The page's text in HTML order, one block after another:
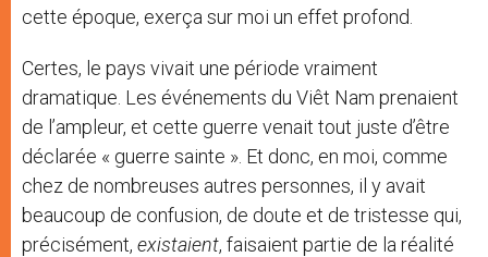
cette époque, exerça sur moi un effet profond.
Certes, le pays vivait une période vraiment
dramatique. Les événements du Viêt Nam prenaient
de l’ampleur, et cette guerre venait tout juste d’être
déclarée « guerre sainte ». Et donc, en moi, comme
chez de nombreuses autres personnes, il y avait
beaucoup de confusion, de doute et de tristesse qui,
précisément, existaient, faisaient partie de la réalité